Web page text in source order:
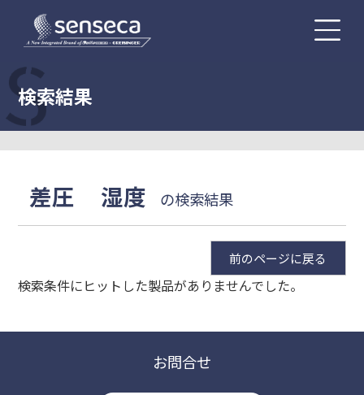
検索結果
差圧 湿度 の検索結果
前のページに戻る
検索条件にヒットした製品がありませんでした。
お問合せ